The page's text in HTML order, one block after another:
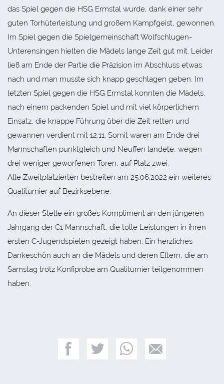
das Spiel gegen die HSG Ermstal wurde, dank einer sehr
guten Torhüterleistung und großem Kampfgeist, gewonnen.
Im Spiel gegen die Spielgemeinschaft Wolfschlugen-
Unterensingen hielten die Mädels lange Zeit gut mit. Leider
ließ am Ende der Partie die Präzision im Abschluss etwas
nach und man musste sich knapp geschlagen geben. Im
letzten Spiel gegen die HSG Ermstal konnten die Mädels,
nach einem packenden Spiel und mit viel körperlichem
Einsatz, die knappe Führung über die Zeit retten und
gewannen verdient mit 12:11. Somit waren am Ende drei
Mannschaften punktgleich und Neuffen landete, wegen
drei weniger geworfenen Toren, auf Platz zwei.
Alle Zweitplatzierten bestreiten am 25.06.2022 ein weiteres
Qualiturnier auf Bezirksebene.
An dieser Stelle ein großes Kompliment an den jüngeren
Jahrgang der C1 Mannschaft, die tolle Leistungen in ihren
ersten C-Jugendspielen gezeigt haben. Ein herzliches
Dankeschön auch an die Mädels und deren Eltern, die am
Samstag trotz Konfiprobe am Qualiturnier teilgenommen
haben.